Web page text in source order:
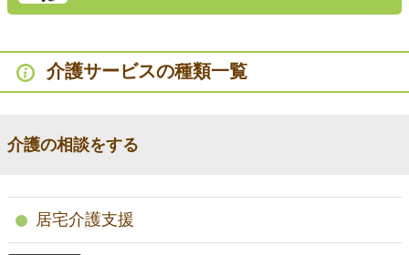
介護サービスの種類一覧
介護の相談をする
居宅介護支援